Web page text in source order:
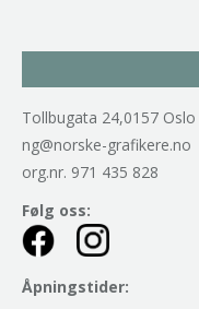
Tollbugata 24,0157
ng@norske-grafikere.no
org.nr. 971 435 828
Følg oss:
Åpningstider: